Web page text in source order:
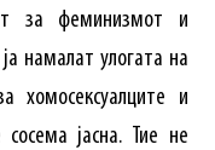
за феминизмот и
намалат улогата на
хомосексуалците и
јасна. Тие не